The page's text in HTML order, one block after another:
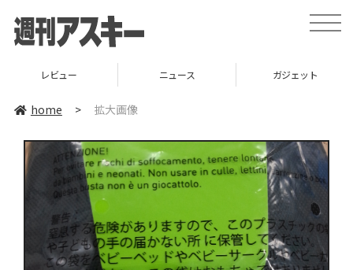
toggle
レビュー ニュース ガジェット
home > 拡大画像